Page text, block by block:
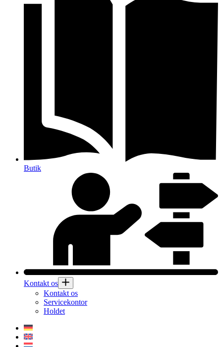
Butik
Kontakt os
Kontakt os
Servicekontor
Holdet